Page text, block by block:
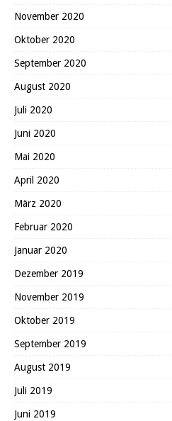
November 2020
Oktober 2020
September 2020
August 2020
Juli 2020
Juni 2020
Mai 2020
April 2020
März 2020
Februar 2020
Januar 2020
Dezember 2019
November 2019
Oktober 2019
September 2019
August 2019
Juli 2019
Juni 2019